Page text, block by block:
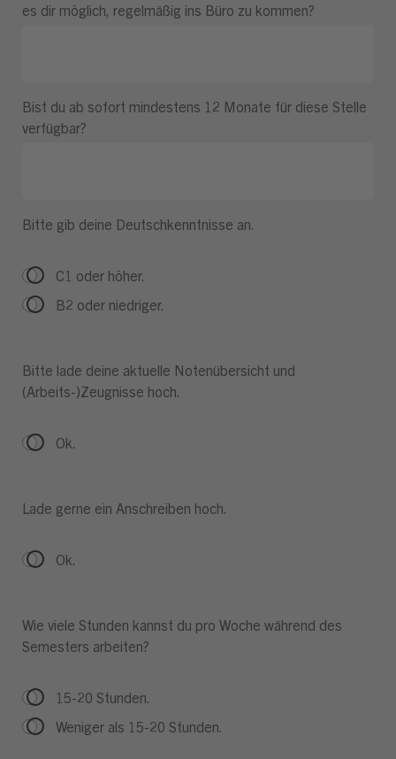
es dir möglich, regelmäßig ins Büro zu kommen?
Bist du ab sofort mindestens 12 Monate für diese Stelle
verfügbar?
Bitte gib deine Deutschkenntnisse an.
C1 oder höher.
B2 oder niedriger.
Bitte lade deine aktuelle Notenübersicht und
(Arbeits-)Zeugnisse hoch.
Ok.
Lade gerne ein Anschreiben hoch.
Ok.
Wie viele Stunden kannst du pro Woche während des
Semesters arbeiten?
15-20 Stunden.
Weniger als 15-20 Stunden.